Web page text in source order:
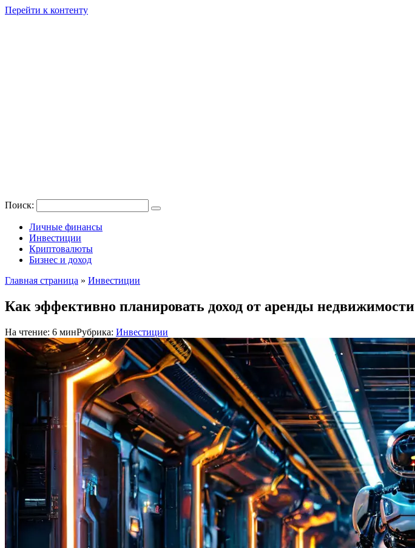
Перейти к контенту
Поиск:
Личные финансы
Инвестиции
Криптовалюты
Бизнес и доход
Главная страница » Инвестиции
Как эффективно планировать доход от аренды недвижимости
На чтение: 6 минРубрика: Инвестиции